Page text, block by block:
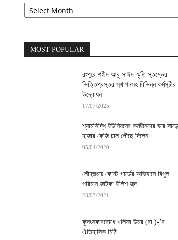
MOST POPULAR
রংপুরে শহীদ আবু সাঈদ স্মৃতি স্তম্ভের
ভিত্তিপ্রস্তর স্থাপনসহ বিভিন্ন কর্মসূচীর
উদ্বোধন
17/07/2025
শ্যামসিদ্ধি ইউনিয়নের কর্মহীনদের ঘরে
হাজার কেজি চাল পৌছে দিলেন...
05/04/2020
লৌহজংয়ে কোস্ট গার্ডের অভিযানে বিপুল
পরিমান জাটকা ইলিশ জব্দ
23/03/2021
কুসংস্কাররোধে খলিফা উমর (রা.)-’র
ঐতিহাসিক চিঠি